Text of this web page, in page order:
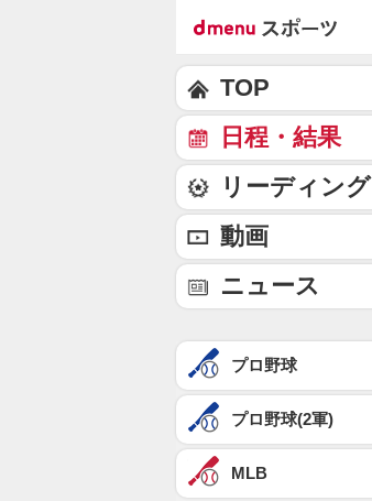
TOP
日程・結果
リーディング
動画
ニュース
プロ野球
プロ野球(2軍)
MLB